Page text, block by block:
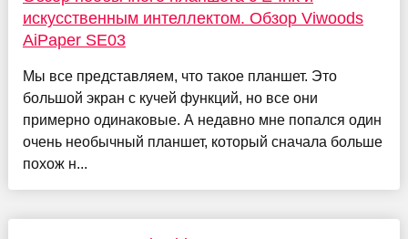
искусственным интеллектом. Обзор Viwoods
AiPaper SE03
Мы все представляем, что такое планшет. Это
большой экран с кучей функций, но все они
примерно одинаковые. А недавно мне попался один
очень необычный планшет, который сначала больше
похож н...